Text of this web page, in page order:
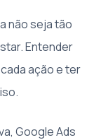
não seja tão
Entender
ação e ter
Google Ads